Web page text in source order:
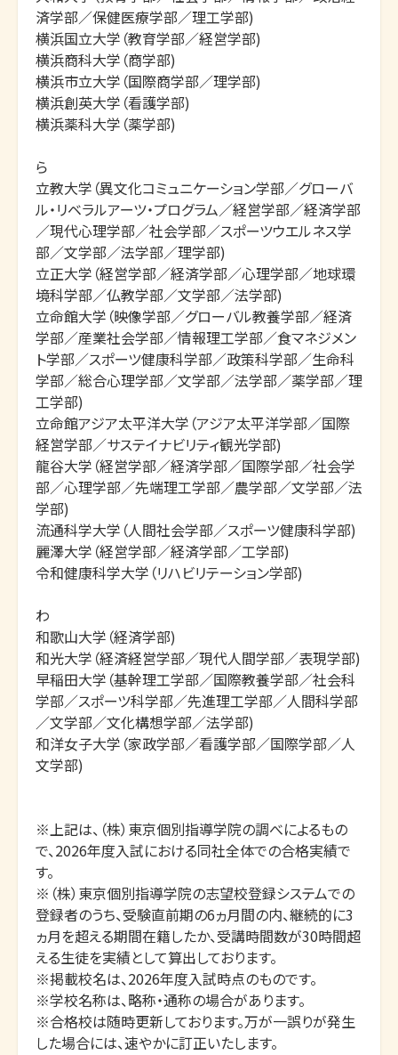
済学部／保健医療学部／理工学部)
横浜国立大学（教育学部／経営学部)
横浜商科大学（商学部)
横浜市立大学（国際商学部／理学部)
横浜創英大学（看護学部)
横浜薬科大学（薬学部)
ら
立教大学（異文化コミュニケーション学部／グローバ
ル・リベラルアーツ・プログラム／経営学部／経済学部
／現代心理学部／社会学部／スポーツウエルネス学
部／文学部／法学部／理学部)
立正大学（経営学部／経済学部／心理学部／地球環
境科学部／仏教学部／文学部／法学部)
立命館大学（映像学部／グローバル教養学部／経済
学部／産業社会学部／情報理工学部／食マネジメン
ト学部／スポーツ健康科学部／政策科学部／生命科
学部／総合心理学部／文学部／法学部／薬学部／理
工学部)
立命館アジア太平洋大学（アジア太平洋学部／国際
経営学部／サステイナビリティ観光学部)
龍谷大学（経営学部／経済学部／国際学部／社会学
部／心理学部／先端理工学部／農学部／文学部／法
学部)
流通科学大学（人間社会学部／スポーツ健康科学部)
麗澤大学（経営学部／経済学部／工学部)
令和健康科学大学（リハビリテーション学部)
わ
和歌山大学（経済学部)
和光大学（経済経営学部／現代人間学部／表現学部)
早稲田大学（基幹理工学部／国際教養学部／社会科
学部／スポーツ科学部／先進理工学部／人間科学部
／文学部／文化構想学部／法学部)
和洋女子大学（家政学部／看護学部／国際学部／人
文学部)
※上記は、（株）東京個別指導学院の調べによるもの
で、2026年度入試における同社全体での合格実績で
す。
※（株）東京個別指導学院の志望校登録システムでの
登録者のうち、受験直前期の6ヵ月間の内、継続的に3
ヵ月を超える期間在籍したか、受講時間数が30時間超
える生徒を実績として算出しております。
※掲載校名は、2026年度入試時点のものです。
※学校名称は、略称・通称の場合があります。
※合格校は随時更新しております。万が一誤りが発生
した場合には、速やかに訂正いたします。